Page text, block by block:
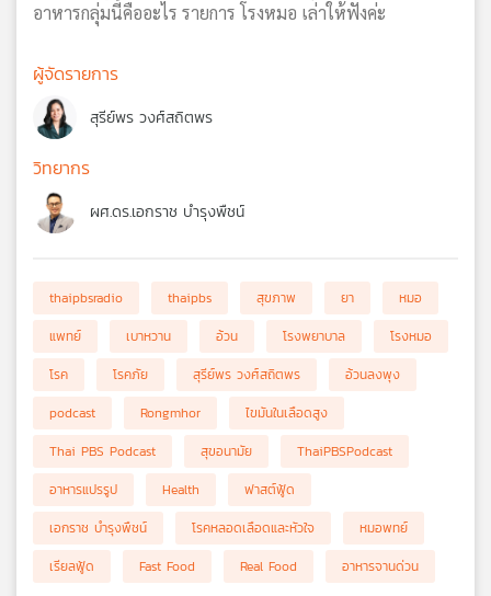
อาหารกลุ่มนี้คืออะไร รายการ โรงหมอ เล่าให้ฟังค่ะ
ผู้จัดรายการ
สุรีย์พร วงศ์สถิตพร
วิทยากร
ผศ.ดร.เอกราช บำรุงพืชน์
thaipbsradio thaipbs สุขภาพ ยา
หมอ
แพทย์
เบาหวาน อ้วน โรงพยาบาล
โรงหมอ
โรค
โรคภัย สุรีย์พร วงศ์สถิตพร
อ้วนลงพุง
podcast
Rongmhor
ไขมันในเลือดสูง
Thai PBS Podcast
สุขอนามัย
ThaiPBSPodcast
อาหารแปรรูป
Health
ฟาสต์ฟู้ด
เอกราช บำรุงพืชน์
โรคหลอดเลือดและหัวใจ
หมอพทย์
เรียลฟู้ด
Fast Food Real Food อาหารจานด่วน